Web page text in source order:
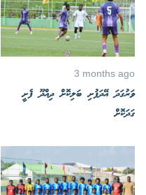
3 months ago
ވަރުގަދަ އޭދަފުށި ބަލިކޮށް ދިއްދޫ ފެށީ
ގަދަކޮށް